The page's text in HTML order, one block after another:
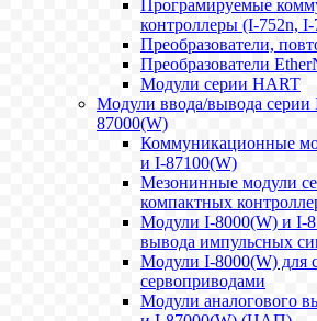
Програмируемые
контроллеры (I-752n,
Преобразователи,
Преобразователи
Модули серии HART
Модули ввода/вывода
87000(W)
Коммуникационные
и I-87100(W)
Мезонинные модули
компактных
Модули I-8000(W) и I-
вывода импульсных
Модули I-8000(W) для
сервоприводами
Модули аналогового